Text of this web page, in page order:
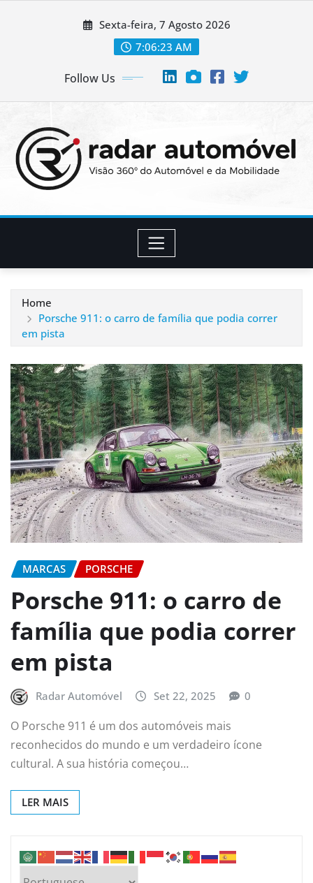
Sexta-feira, 7 Agosto 2026
7:06:24 AM
Follow Us
Home
Porsche 911: o carro de família que podia correr
em pista
MARCAS PORSCHE
Porsche 911: o carro de
família que podia correr
em pista
Radar Automóvel Set 22, 2025 0
O Porsche 911 é um dos automóveis mais
reconhecidos do mundo e um verdadeiro ícone
cultural. A sua história começou…
LER MAIS